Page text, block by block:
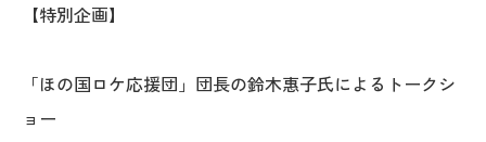
【特別企画】
「ほの国ロケ応援団」団長の鈴木惠子氏によるトークシ
ョー